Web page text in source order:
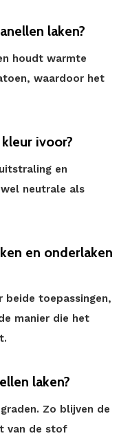
laken?
houdt warmte
waardoor het
ivoor?
en
neutrale als
en onderlaken
beide toepassingen,
manier die het
laken?
Zo blijven de
van de stof